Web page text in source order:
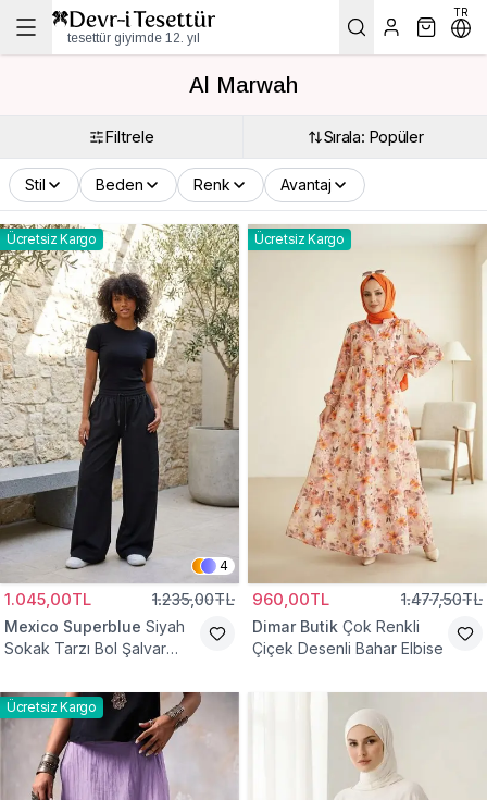
tesettür giyimde 12. yıl
TR
Al Marwah
Filtrele Sırala: Popüler
Stil Beden Renk Avantaj
Ücretsiz Kargo
4
1.045,00TL 1.235,00TL
Mexico Superblue Siyah
Sokak Tarzı Bol Şalvar
Ücretsiz Kargo
960,00TL 1.477,50TL
Dimar Butik Çok Renkli
Çiçek Desenli Bahar Elbise
Ücretsiz Kargo